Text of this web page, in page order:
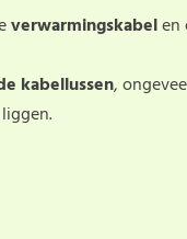
verwarmingskabelen
kabellussen,